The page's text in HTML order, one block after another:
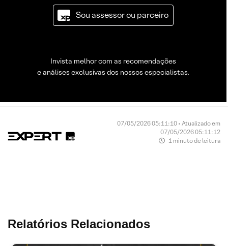
Sou assessor ou parceiro
Invista melhor com as recomendações
e análises exclusivas dos nossos especialistas.
07/05/2026 05:11:10 • Atualizado em
07/05/2026 05:11:12
1 minuto de leitura
Relatórios Relacionados